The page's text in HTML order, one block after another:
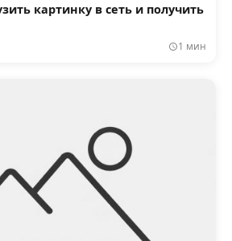
картинку в сеть и получить
1 мин